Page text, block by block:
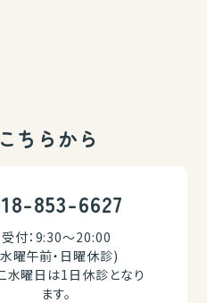
ちらから
853-6627
受付：9:30～20:00
曜午前・日曜休診)
曜日は1日休診となり
ます。